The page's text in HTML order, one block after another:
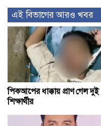
এই বিভাগের আরও খবর
পিকআপের ধাক্কায় প্রাণ গেল দুই
শিক্ষার্থীর